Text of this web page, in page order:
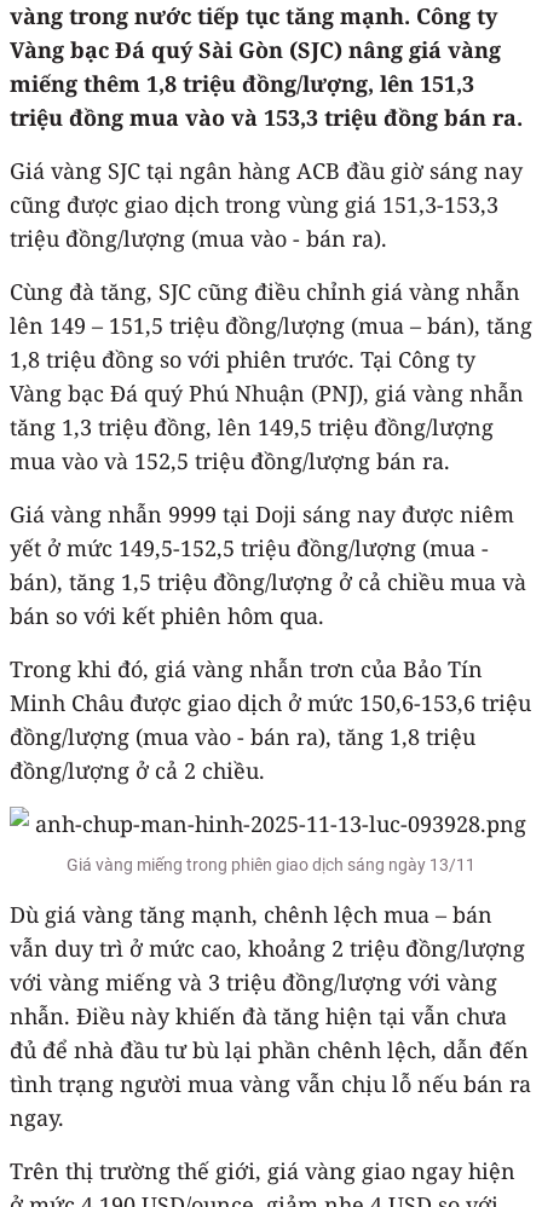
vàng trong nước tiếp tục tăng mạnh. Công ty
Vàng bạc Đá quý Sài Gòn (SJC) nâng giá vàng
miếng thêm 1,8 triệu đồng/lượng, lên 151,3
triệu đồng mua vào và 153,3 triệu đồng bán ra.
Giá vàng SJC tại ngân hàng ACB đầu giờ sáng nay
cũng được giao dịch trong vùng giá 151,3-153,3
triệu đồng/lượng (mua vào - bán ra).
Cùng đà tăng, SJC cũng điều chỉnh giá vàng nhẫn
lên 149 – 151,5 triệu đồng/lượng (mua – bán), tăng
1,8 triệu đồng so với phiên trước. Tại Công ty
Vàng bạc Đá quý Phú Nhuận (PNJ), giá vàng nhẫn
tăng 1,3 triệu đồng, lên 149,5 triệu đồng/lượng
mua vào và 152,5 triệu đồng/lượng bán ra.
Giá vàng nhẫn 9999 tại Doji sáng nay được niêm
yết ở mức 149,5-152,5 triệu đồng/lượng (mua -
bán), tăng 1,5 triệu đồng/lượng ở cả chiều mua và
bán so với kết phiên hôm qua.
Trong khi đó, giá vàng nhẫn trơn của Bảo Tín
Minh Châu được giao dịch ở mức 150,6-153,6 triệu
đồng/lượng (mua vào - bán ra), tăng 1,8 triệu
đồng/lượng ở cả 2 chiều.
Giá vàng miếng trong phiên giao dịch sáng ngày 13/11
Dù giá vàng tăng mạnh, chênh lệch mua – bán
vẫn duy trì ở mức cao, khoảng 2 triệu đồng/lượng
với vàng miếng và 3 triệu đồng/lượng với vàng
nhẫn. Điều này khiến đà tăng hiện tại vẫn chưa
đủ để nhà đầu tư bù lại phần chênh lệch, dẫn đến
tình trạng người mua vàng vẫn chịu lỗ nếu bán ra
ngay.
Trên thị trường thế giới, giá vàng giao ngay hiện